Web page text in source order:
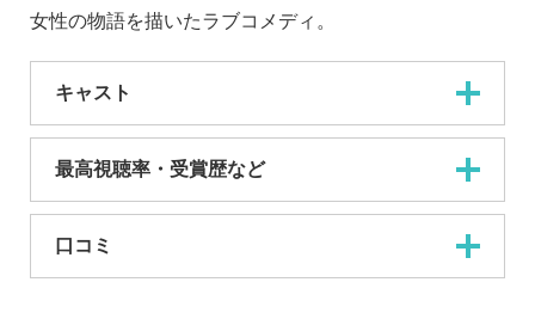
女性の物語を描いたラブコメディ。
キャスト
最高視聴率・受賞歴など
口コミ